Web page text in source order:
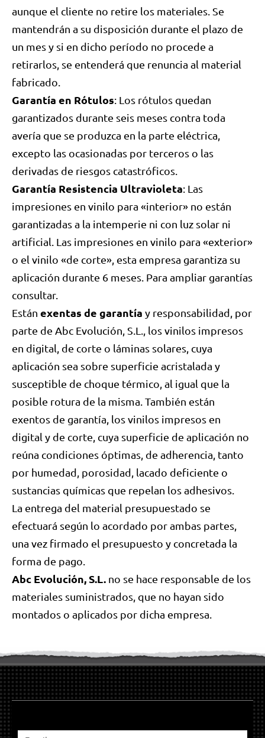
aunque el cliente no retire los materiales. Se
mantendrán a su disposición durante el plazo de
un mes y si en dicho período no procede a
retirarlos, se entenderá que renuncia al material
fabricado.
Garantía en Rótulos: Los rótulos quedan
garantizados durante seis meses contra toda
avería que se produzca en la parte eléctrica,
excepto las ocasionadas por terceros o las
derivadas de riesgos catastróficos.
Garantía Resistencia Ultravioleta: Las
impresiones en vinilo para «interior» no están
garantizadas a la intemperie ni con luz solar ni
artificial. Las impresiones en vinilo para «exterior»
o el vinilo «de corte», esta empresa garantiza su
aplicación durante 6 meses. Para ampliar garantías
consultar.
Están exentas de garantía y responsabilidad, por
parte de Abc Evolución, S.L., los vinilos impresos
en digital, de corte o láminas solares, cuya
aplicación sea sobre superficie acristalada y
susceptible de choque térmico, al igual que la
posible rotura de la misma. También están
exentos de garantía, los vinilos impresos en
digital y de corte, cuya superficie de aplicación no
reúna condiciones óptimas, de adherencia, tanto
por humedad, porosidad, lacado deficiente o
sustancias químicas que repelan los adhesivos.
La entrega del material presupuestado se
efectuará según lo acordado por ambas partes,
una vez firmado el presupuesto y concretada la
forma de pago.
Abc Evolución, S.L. no se hace responsable de los
materiales suministrados, que no hayan sido
montados o aplicados por dicha empresa.